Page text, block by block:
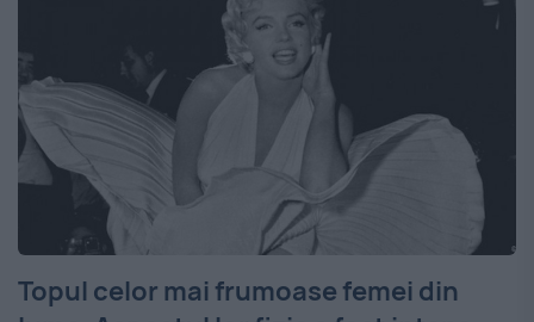
Topul celor mai frumoase femei din